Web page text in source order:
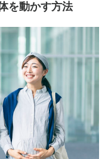
を動かす方法